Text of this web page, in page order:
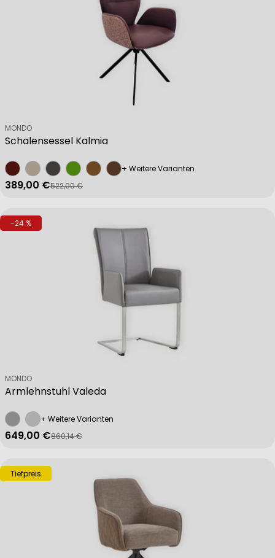
Schalensessel Kalmia
Verkäufer:
MONDO
+ Weitere Varianten
Verkaufspreis
389,00 €
Regulärer Preis
522,00 €
-24 %
Armlehnstuhl Valeda
Verkäufer:
MONDO
+ Weitere Varianten
Verkaufspreis
649,00 €
Regulärer Preis
860,14 €
Tiefpreis